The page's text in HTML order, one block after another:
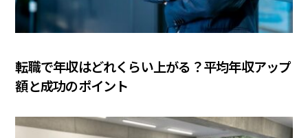
転職で年収はどれくらい上がる？平均年収アップ
額と成功のポイント